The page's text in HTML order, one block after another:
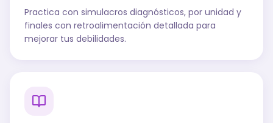
Practica con simulacros diagnósticos, por unidad y
finales con retroalimentación detallada para
mejorar tus debilidades.